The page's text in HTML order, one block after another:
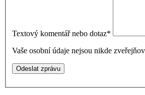
Textový komentář nebo dotaz*
Vaše osobní údaje nejsou nikde